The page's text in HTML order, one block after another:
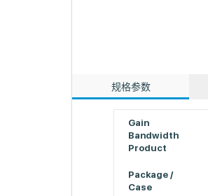
规格参数
Gain
Bandwidth
Product
Package /
Case